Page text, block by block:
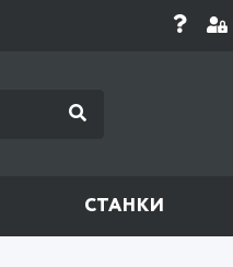
СТАНКИ